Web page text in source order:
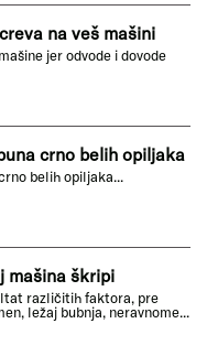
na veš mašini
jer odvode i dovode
crno belih opiljaka
belih opiljaka...
mašina škripi
različitih faktora, pre
ležaj bubnja, neravnome...